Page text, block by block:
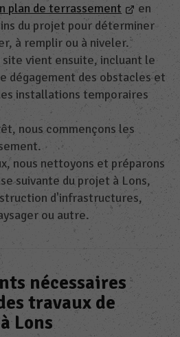
plan de terrassement
en
du projet pour déterminer
à remplir ou à niveler.
site vient ensuite, incluant le
dégagement des obstacles et
installations temporaires
nous commençons les
nous nettoyons et préparons
suivante du projet à Lons,
d'infrastructures,
ou autre.
nécessaires
travaux de
Lons